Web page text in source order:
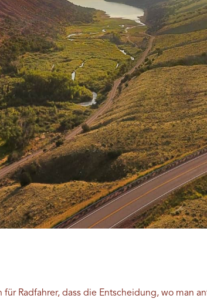
Radfahrer, dass die Entscheidung, wo man